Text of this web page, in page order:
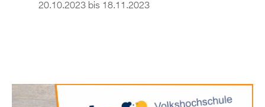
20.10.2023bis 18.11.2023